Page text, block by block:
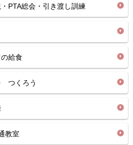
PTA総会・引き渡し訓練
給食
つくろう
教室